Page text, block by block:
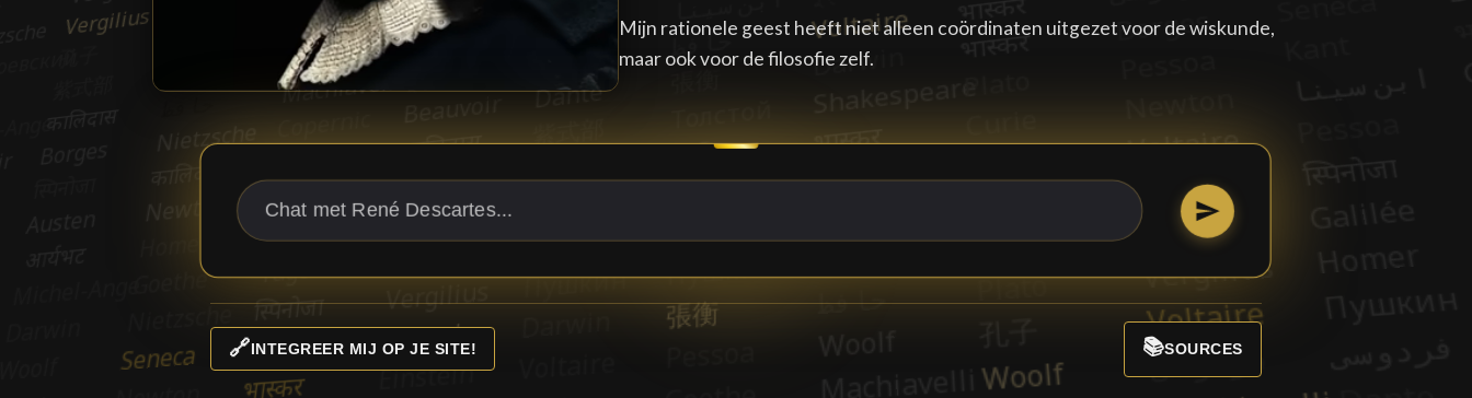
Mijn rationele geest heeft niet alleen coördinaten uitgezet voor de wiskunde,
maar ook voor de filosofie zelf.
🔗INTEGREER MIJ OP JE SITE! 📚SOURCES